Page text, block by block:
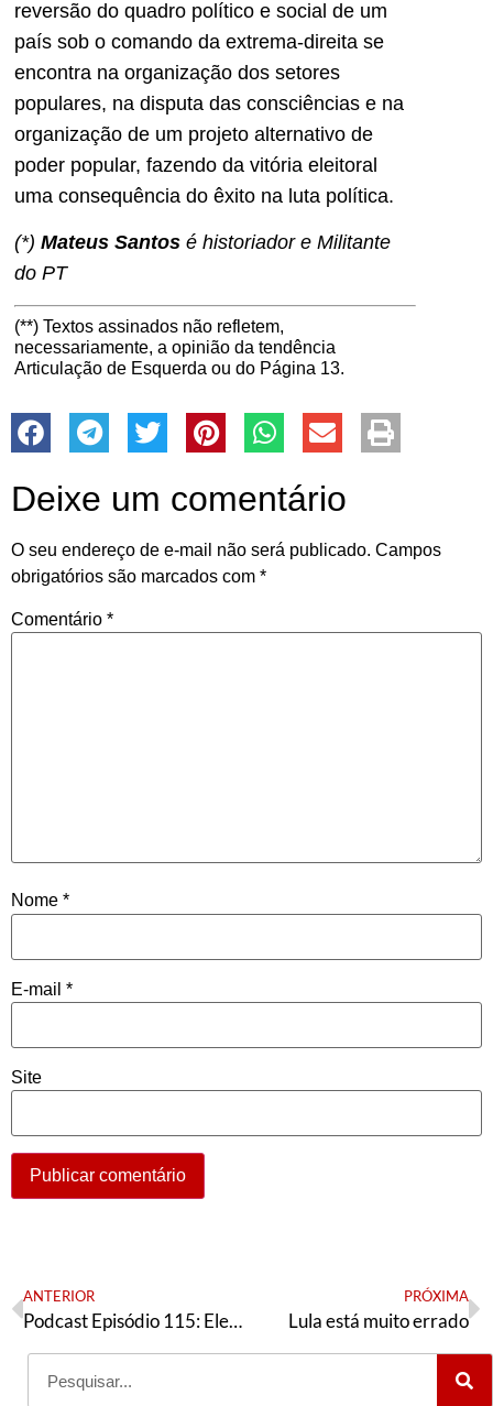
reversão do quadro político e social de um
país sob o comando da extrema-direita se
encontra na organização dos setores
populares, na disputa das consciências e na
organização de um projeto alternativo de
poder popular, fazendo da vitória eleitoral
uma consequência do êxito na luta política.
(*) Mateus Santos é historiador e Militante
do PT
(**) Textos assinados não refletem,
necessariamente, a opinião da tendência
Articulação de Esquerda ou do Página 13.
Deixe um comentário
O seu endereço de e-mail não será publicado. Campos
obrigatórios são marcados com *
Comentário *
Nome *
E-mail *
Site
ANTERIOR
Podcast Episódio 115: Eleições municipais, a tática do PT e o cenário em São Paulo
PRÓXIMA
Lula está muito errado